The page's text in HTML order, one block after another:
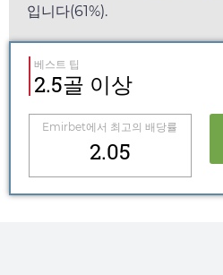
입니다(61%).
베스트 팁
2.5골 이상
Emirbet에서 최고의 배당률
2.05